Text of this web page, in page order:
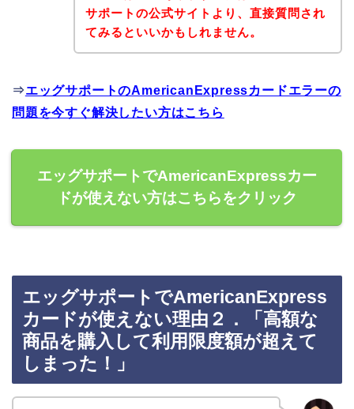
サポートの公式サイトより、直接質問され
てみるといいかもしれません。
⇒エッグサポートのAmericanExpressカードエラーの
問題を今すぐ解決したい方はこちら
エッグサポートでAmericanExpressカー
ドが使えない方はこちらをクリック
エッグサポートでAmericanExpress
カードが使えない理由２．「高額な
商品を購入して利用限度額が超えて
しまった！」